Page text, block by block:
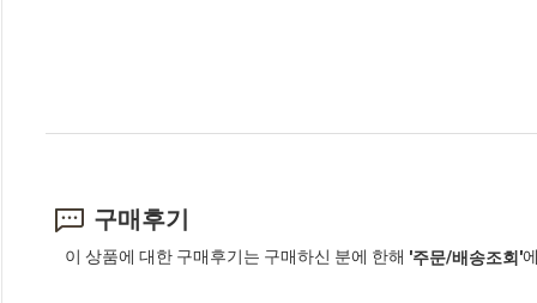
구매후기
이 상품에 대한 구매후기는 구매하신 분에 한해 '주문/배송조회'